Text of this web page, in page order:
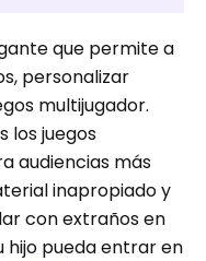
que permite a
personalizar
multijugador.
los juegos
audiencias más
inapropiado y
con extraños en
hijo pueda entrar en